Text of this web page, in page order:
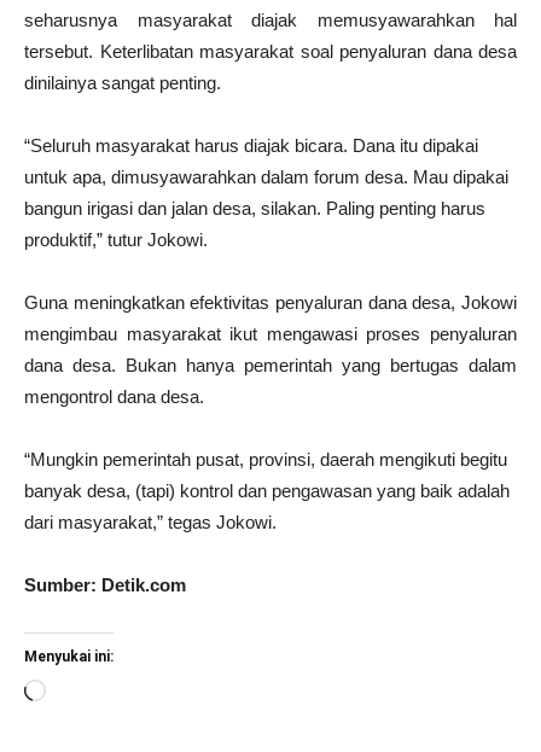
seharusnya masyarakat diajak memusyawarahkan hal
tersebut. Keterlibatan masyarakat soal penyaluran dana desa
dinilainya sangat penting.
“Seluruh masyarakat harus diajak bicara. Dana itu dipakai
untuk apa, dimusyawarahkan dalam forum desa. Mau dipakai
bangun irigasi dan jalan desa, silakan. Paling penting harus
produktif,” tutur Jokowi.
Guna meningkatkan efektivitas penyaluran dana desa, Jokowi
mengimbau masyarakat ikut mengawasi proses penyaluran
dana desa. Bukan hanya pemerintah yang bertugas dalam
mengontrol dana desa.
“Mungkin pemerintah pusat, provinsi, daerah mengikuti begitu
banyak desa, (tapi) kontrol dan pengawasan yang baik adalah
dari masyarakat,” tegas Jokowi.
Sumber: Detik.com
Menyukai ini:
Memuat...